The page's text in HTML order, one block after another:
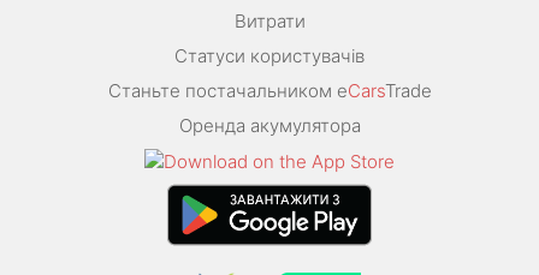
Витрати
Статуси користувачів
Станьте постачальником eCarsTrade
Оренда акумулятора